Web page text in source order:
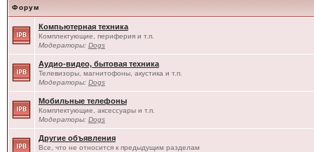
Форум
Компьютерная техника
Комплектующие, периферия и т.п.
Модераторы: Dogs
Аудио-видео, бытовая техника
Телевизоры, магнитофоны, акустика и т.п.
Модераторы: Dogs
Мобильные телефоны
Комплектующие, аксессуары и т.п.
Модераторы: Dogs
Другие объявления
Все, что не относится к предыдущим разделам